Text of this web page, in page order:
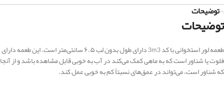
توضیحات
توضیحات
طعمه لور استخوانی با کد 3m3 دارای طول بدون لب ۶.۵ سانتی‌متر است. این طعمه دارای
فلوت یا شناور است که به ماهی کمک می‌کند در آب به خوبی قابل مشاهده باشد و از آنجا
که شناور است، می‌تواند در عمق‌های نسبتاً کم به خوبی عمل کند.